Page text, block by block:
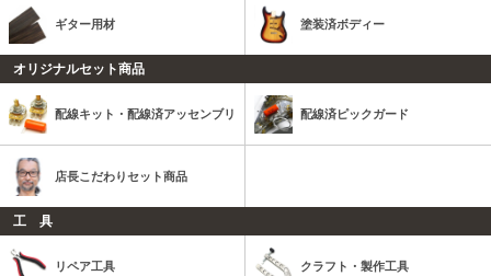
ギター用材 塗装済ボディー
オリジナルセット商品
配線キット・配線済アッセンブリ 配線済ピックガード
店長こだわりセット商品
工 具
リペア工具 クラフト・製作工具